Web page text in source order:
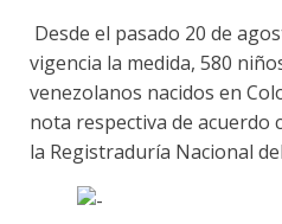
Desde el pasado 20 de
vigencia la medida, 580
venezolanos nacidos en
nota respectiva de acuerdo
la Registraduría Nacional